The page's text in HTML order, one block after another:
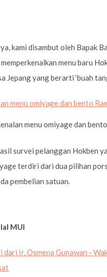
kami disambut oleh Bapak
menu baru
Jepang yang berarti ‘buah
menu omiyage dan
survei pelanggan Hokben
terdiri dari dua pilihan
pembelian satuan.
MUI